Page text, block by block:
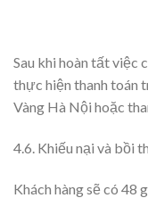
Sau khi hoàn tất việc
thực hiện thanh toán
Vàng Hà Nội hoặc
4.6. Khiếu nại và bồi
Khách hàng sẽ có 48